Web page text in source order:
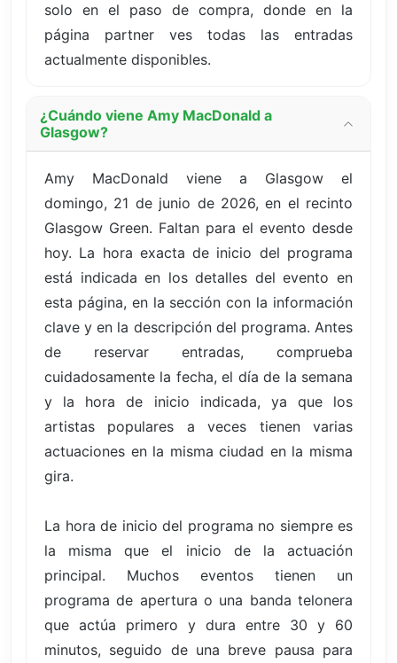
solo en el paso de compra, donde en la
página partner ves todas las entradas
actualmente disponibles.
¿Cuándo viene Amy MacDonald a
Glasgow?
Amy MacDonald viene a Glasgow el
domingo, 21 de junio de 2026, en el recinto
Glasgow Green. Faltan para el evento desde
hoy. La hora exacta de inicio del programa
está indicada en los detalles del evento en
esta página, en la sección con la información
clave y en la descripción del programa. Antes
de reservar entradas, comprueba
cuidadosamente la fecha, el día de la semana
y la hora de inicio indicada, ya que los
artistas populares a veces tienen varias
actuaciones en la misma ciudad en la misma
gira.
La hora de inicio del programa no siempre es
la misma que el inicio de la actuación
principal. Muchos eventos tienen un
programa de apertura o una banda telonera
que actúa primero y dura entre 30 y 60
minutos, seguido de una breve pausa para